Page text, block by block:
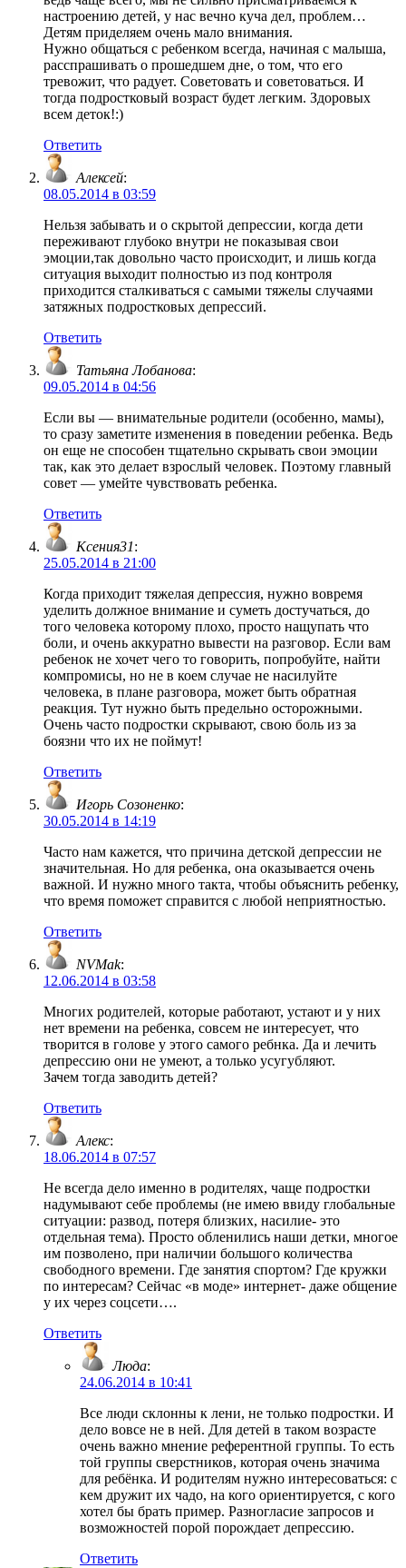
настроению детей, у нас вечно куча дел, проблем…
Детям приделяем очень мало внимания.
Нужно общаться с ребенком всегда, начиная с малыша,
расспрашивать о прошедшем дне, о том, что его
тревожит, что радует. Советовать и советоваться. И
тогда подростковый возраст будет легким. Здоровых
всем деток!:)
Ответить
Алексей:
08.05.2014 в 03:59
Нельзя забывать и о скрытой депрессии, когда дети
переживают глубоко внутри не показывая свои
эмоции,так довольно часто происходит, и лишь когда
ситуация выходит полностью из под контроля
приходится сталкиваться с самыми тяжелы случаями
затяжных подростковых депрессий.
Ответить
Татьяна Лобанова:
09.05.2014 в 04:56
Если вы — внимательные родители (особенно, мамы),
то сразу заметите изменения в поведении ребенка. Ведь
он еще не способен тщательно скрывать свои эмоции
так, как это делает взрослый человек. Поэтому главный
совет — умейте чувствовать ребенка.
Ответить
Ксения31:
25.05.2014 в 21:00
Когда приходит тяжелая депрессия, нужно вовремя
уделить должное внимание и суметь достучаться, до
того человека которому плохо, просто нащупать что
боли, и очень аккуратно вывести на разговор. Если вам
ребенок не хочет чего то говорить, попробуйте, найти
компромисы, но не в коем случае не насилуйте
человека, в плане разговора, может быть обратная
реакция. Тут нужно быть предельно осторожными.
Очень часто подростки скрывают, свою боль из за
боязни что их не поймут!
Ответить
Игорь Созоненко:
30.05.2014 в 14:19
Часто нам кажется, что причина детской депрессии не
значительная. Но для ребенка, она оказывается очень
важной. И нужно много такта, чтобы объяснить ребенку,
что время поможет справится с любой неприятностью.
Ответить
NVMak:
12.06.2014 в 03:58
Многих родителей, которые работают, устают и у них
нет времени на ребенка, совсем не интересует, что
творится в голове у этого самого ребнка. Да и лечить
депрессию они не умеют, а только усугубляют.
Зачем тогда заводить детей?
Ответить
Алекс:
18.06.2014 в 07:57
Не всегда дело именно в родителях, чаще подростки
надумывают себе проблемы (не имею ввиду глобальные
ситуации: развод, потеря близких, насилие- это
отдельная тема). Просто обленились наши детки, многое
им позволено, при наличии большого количества
свободного времени. Где занятия спортом? Где кружки
по интересам? Сейчас «в моде» интернет- даже общение
у их через соцсети….
Ответить
Люда:
24.06.2014 в 10:41
Все люди склонны к лени, не только подростки. И
дело вовсе не в ней. Для детей в таком возрасте
очень важно мнение референтной группы. То есть
той группы сверстников, которая очень значима
для ребёнка. И родителям нужно интересоваться: с
кем дружит их чадо, на кого ориентируется, с кого
хотел бы брать пример. Разногласие запросов и
возможностей порой порождает депрессию.
Ответить